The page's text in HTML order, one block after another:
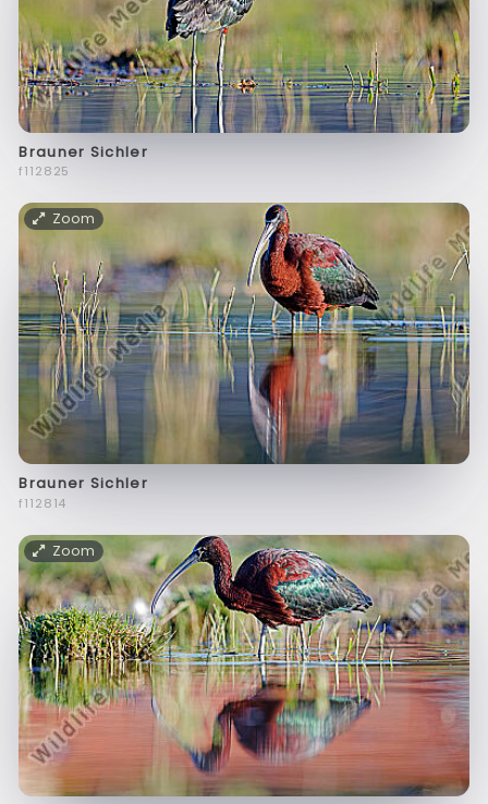
Brauner Sichler
f112825
Zoom
Brauner Sichler
f112814
Zoom